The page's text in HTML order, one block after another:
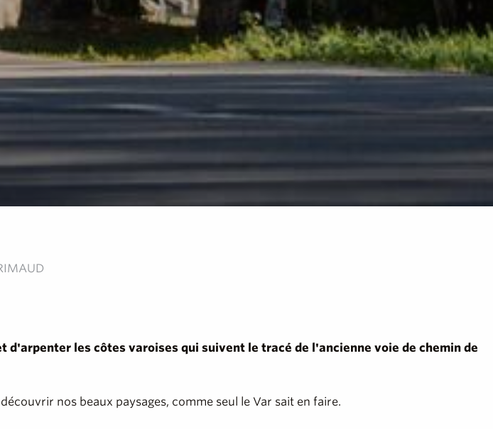
les côtes varoises qui suivent le tracé de l'ancienne voie de chemin de
nos beaux paysages, comme seul le Var sait en faire.